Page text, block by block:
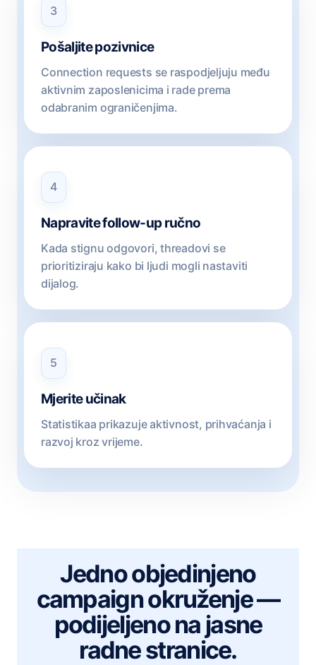
3
Pošaljite pozivnice
Connection requests se raspodjeljuju među
aktivnim zaposlenicima i rade prema
odabranim ograničenjima.
4
Napravite follow-up ručno
Kada stignu odgovori, threadovi se
prioritiziraju kako bi ljudi mogli nastaviti
dijalog.
5
Mjerite učinak
Statistikaa prikazuje aktivnost, prihvaćanja i
razvoj kroz vrijeme.
Jedno objedinjeno
campaign okruženje —
podijeljeno na jasne
radne stranice.